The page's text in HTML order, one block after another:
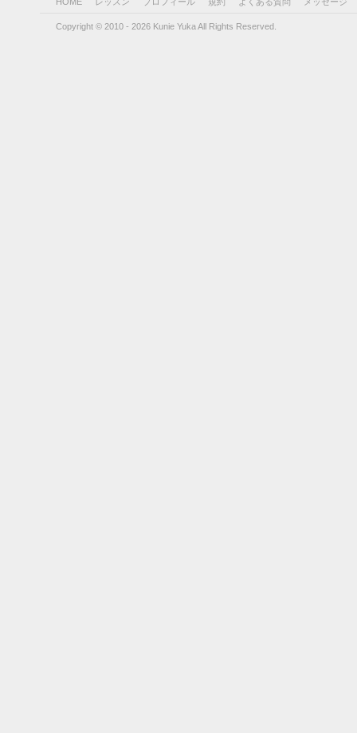
Copyright © 2010 - 2026 Kunie Yuka All Rights Reserved.